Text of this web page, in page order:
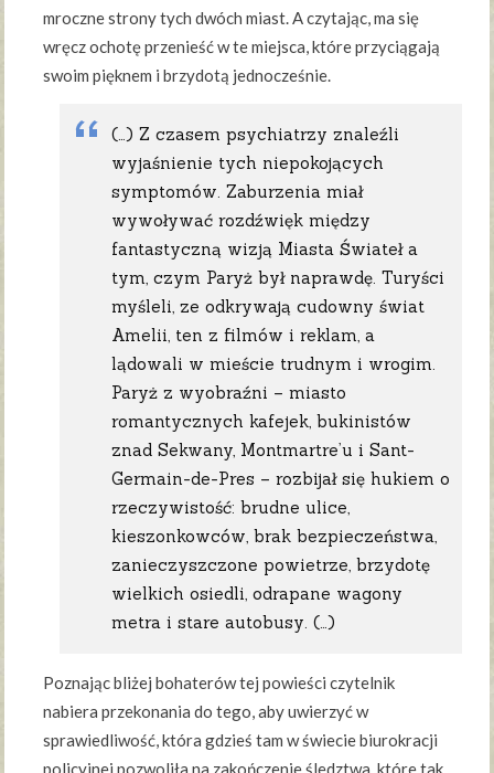
mroczne strony tych dwóch miast. A czytając, ma się
wręcz ochotę przenieść w te miejsca, które przyciągają
swoim pięknem i brzydotą jednocześnie.
(…) Z czasem psychiatrzy znaleźli
wyjaśnienie tych niepokojących
symptomów. Zaburzenia miał
wywoływać rozdźwięk między
fantastyczną wizją Miasta Świateł a
tym, czym Paryż był naprawdę. Turyści
myśleli, ze odkrywają cudowny świat
Amelii, ten z filmów i reklam, a
lądowali w mieście trudnym i wrogim.
Paryż z wyobraźni – miasto
romantycznych kafejek, bukinistów
znad Sekwany, Montmartre’u i Sant-
Germain-de-Pres – rozbijał się hukiem o
rzeczywistość: brudne ulice,
kieszonkowców, brak bezpieczeństwa,
zanieczyszczone powietrze, brzydotę
wielkich osiedli, odrapane wagony
metra i stare autobusy. (…)
Poznając bliżej bohaterów tej powieści czytelnik
nabiera przekonania do tego, aby uwierzyć w
sprawiedliwość, która gdzieś tam w świecie biurokracji
policyjnej pozwoliła na zakończenie śledztwa, które tak